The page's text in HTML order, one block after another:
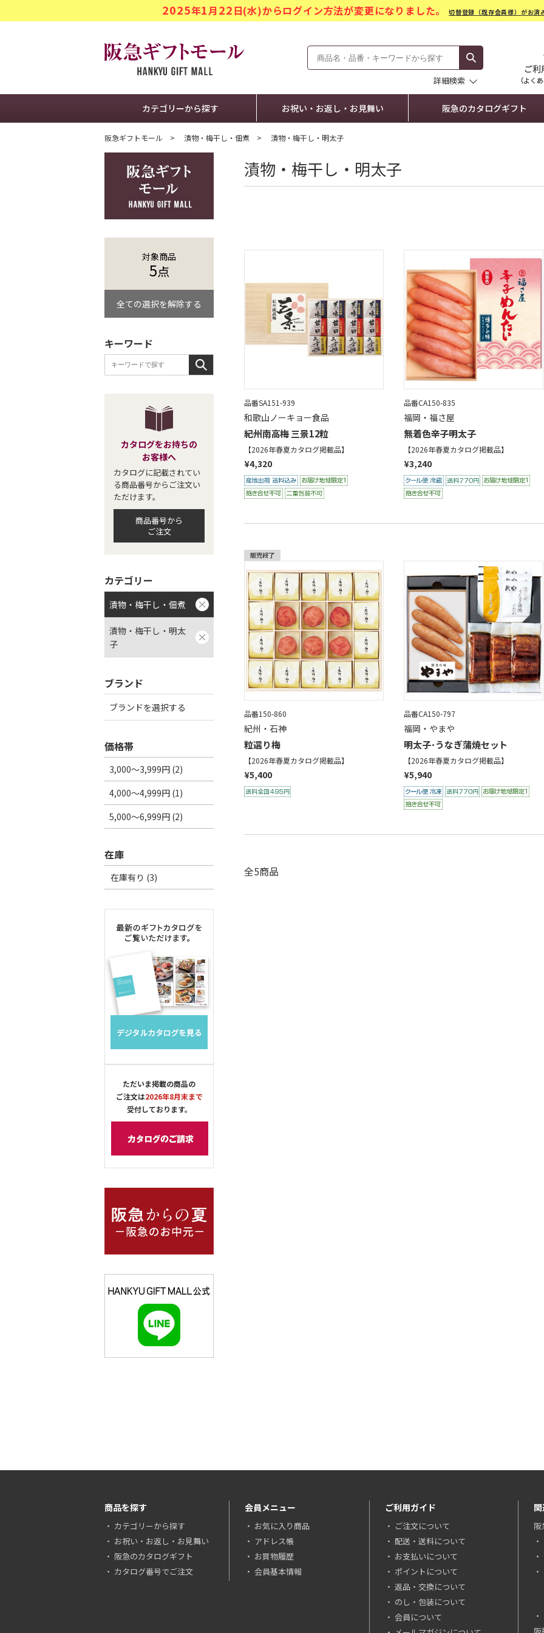
2025年1月22日(水)からログイン方法が変更になりました。切替登録（既存会員様）がお済
阪急ギフトモール Hankyu Gift Mall
詳細検索
カテゴリーから探す お祝い・お返し・お見舞い 阪急のカタログギフト
阪急ギフトモール 漬物・梅干し・佃煮 漬物・梅干し・明太子
漬物・梅干し・明太子
品番SA151-939
和歌山ノーキョー食品
紀州南高梅 三景12粒
【2026年春夏カタログ掲載品】
¥4,320
品番CA150-835
福岡・福さ屋
無着色辛子明太子
【2026年春夏カタログ掲載品】
¥3,240
品番150-860
紀州・石神
粒選り梅
【2026年春夏カタログ掲載品】
¥5,400
品番CA150-797
福岡・やまや
明太子･うなぎ蒲焼セット
【2026年春夏カタログ掲載品】
¥5,940
全5商品
対象商品
5点
全ての選択を解除する
キーワード
カタログをお持ちの
お客様へ
カタログに記載されてい
る商品番号からご注文い
ただけます。
商品番号から
ご注文
カテゴリー
漬物・梅干し・佃煮
漬物・梅干し・明太
子
ブランド
ブランドを選択する
価格帯
3,000～3,999円 (2)
4,000～4,999円 (1)
5,000～6,999円 (2)
在庫
在庫有り (3)
ただいま掲載の商品の
ご注文は2026年8月末まで
受付しております。
商品を探す
カテゴリーから探す
お祝い・お返し・お見舞い
阪急のカタログギフト
カタログ番号でご注文
会員メニュー
お気に入り商品
アドレス帳
お買物履歴
会員基本情報
ご利用ガイド
ご注文について
配送・送料について
お支払いについて
ポイントについて
返品・交換について
のし・包装について
会員について
阪